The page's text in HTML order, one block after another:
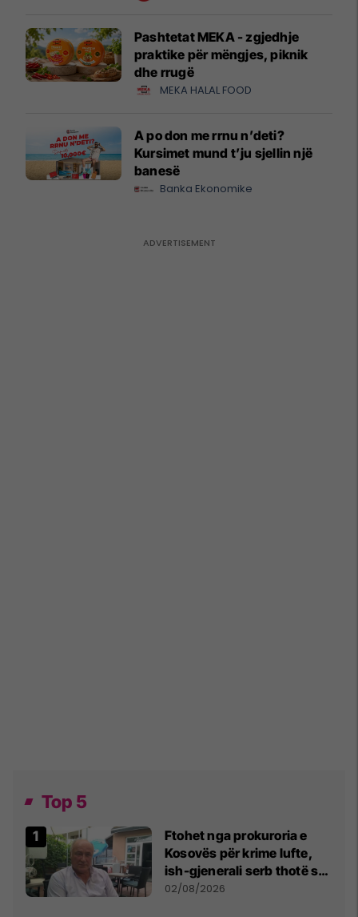
Pashtetat MEKA - zgjedhje
praktike për mëngjes, piknik
dhe rrugë
MEKA HALAL FOOD
A po don me rrnu n’deti?
Kursimet mund t’ju sjellin një
banesë
Banka Ekonomike
Top 5
Ftohet nga prokuroria e
Kosovës për krime lufte,
ish-gjenerali serb thotë se
dikush e tradhtoi në
02/08/2026